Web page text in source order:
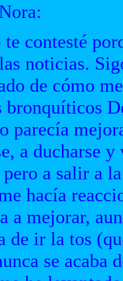
contesté
noticias.
de cómo
bronquíticos
parecía
a ducharse
a salir a
hacía
a mejorar,
de ir la tos
se acaba